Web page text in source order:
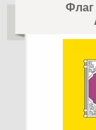
Флаг